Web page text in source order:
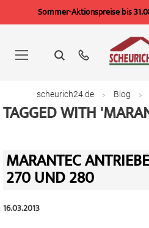
Sommer-Aktionspreise bis
springen
scheurich24.de Blog
TAGGED WITH
MARANTEC
270 UND 280
16.03.2013